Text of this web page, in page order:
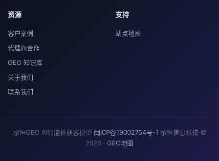
资源
客户案例
代理商合作
GEO 知识库
关于我们
联系我们
支持
站点地图
承恒GEO AI智能体获客模型 闽ICP备19002754号-1 承恒信息科技 ©
2026 · GEO地图